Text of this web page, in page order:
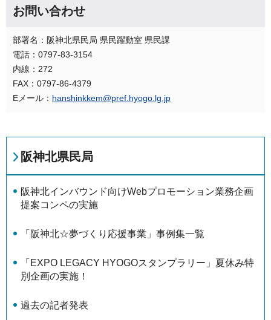
お問い合わせ
部署名：阪神北県民局 県民躍動室 県民課
電話：0797-83-3154
内線：272
FAX：0797-86-4379
Eメール： hanshinkkem@pref.hyogo.lg.jp
阪神北県民局
阪神北インバウンド向けWebプロモーション業務企画
提案コンペの実施
「阪神北☆夢づくり応援事業」事例集一覧
「EXPO LEGACY HYOGOスタンプラリー」夏休み特
別企画の実施！
過去の記者発表